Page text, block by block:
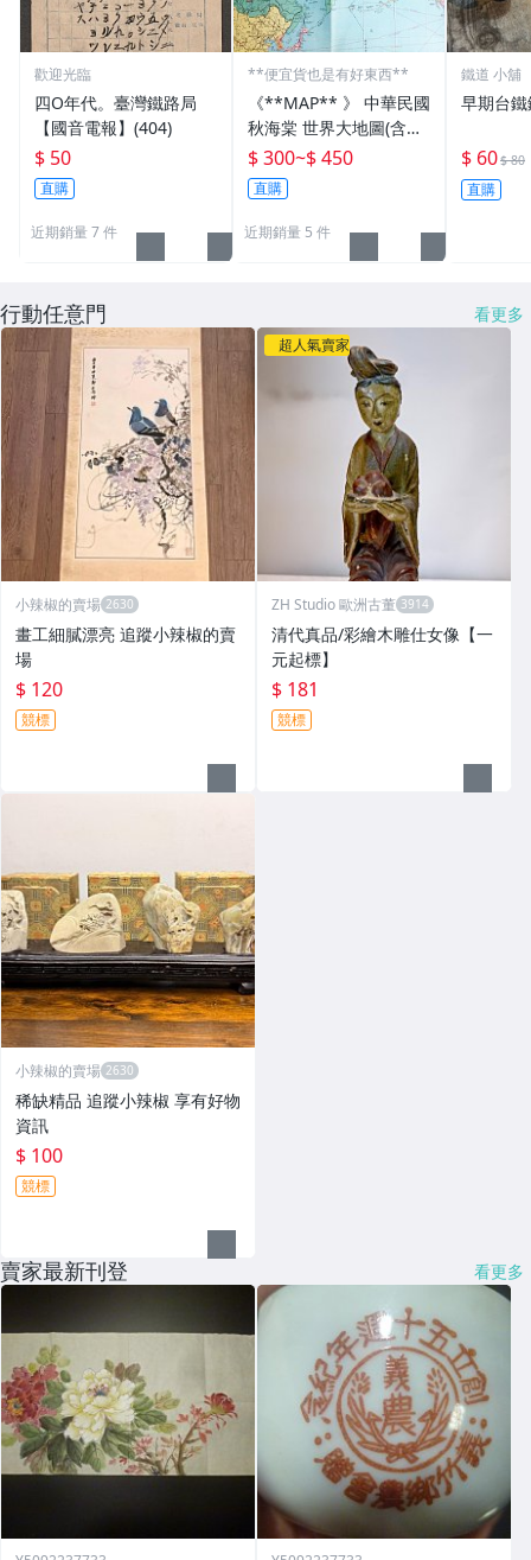
歡迎光臨
四O年代。臺灣鐵路局
【國音電報】(404)
$ 50
直購
近期銷量 7 件
**便宜貨也是有好東西**
《**MAP** 》 中華民國
秋海棠 世界大地圖(含各
國國旗) 文獻珍藏
$ 300~$ 450
直購
近期銷量 5 件
鐵道 小舖
早期台
$ 60$ 80
直購
行動任意門 看更多
小辣椒的賣場
畫工細膩漂亮 追蹤小辣椒的賣
場
$ 120
競標
超人氣賣家
ZH Studio 歐洲古董
清代真品/彩繪木雕仕女像【一
元起標】
$ 181
競標
小辣椒的賣場
稀缺精品 追蹤小辣椒 享有好物
資訊
$ 100
競標
賣家最新刊登 看更多